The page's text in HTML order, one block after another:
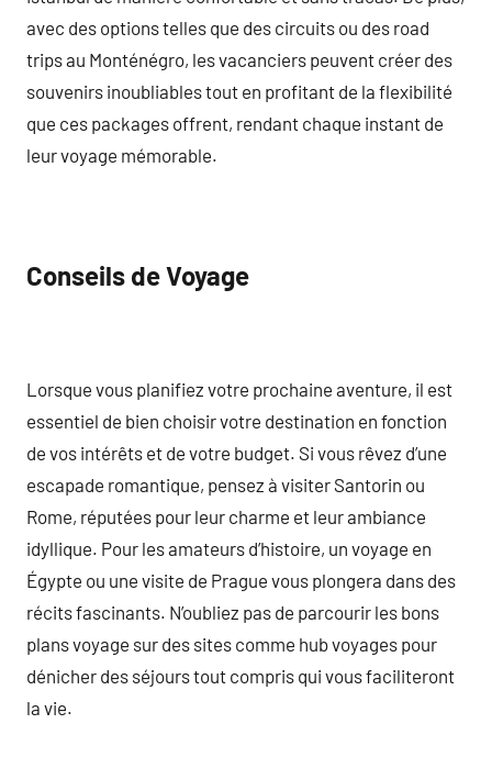
avec des options telles que des circuits ou des road
trips au Monténégro, les vacanciers peuvent créer des
souvenirs inoubliables tout en profitant de la flexibilité
que ces packages offrent, rendant chaque instant de
leur voyage mémorable.
Conseils de Voyage
Lorsque vous planifiez votre prochaine aventure, il est
essentiel de bien choisir votre destination en fonction
de vos intérêts et de votre budget. Si vous rêvez d’une
escapade romantique, pensez à visiter Santorin ou
Rome, réputées pour leur charme et leur ambiance
idyllique. Pour les amateurs d’histoire, un voyage en
Égypte ou une visite de Prague vous plongera dans des
récits fascinants. N’oubliez pas de parcourir les bons
plans voyage sur des sites comme hub voyages pour
dénicher des séjours tout compris qui vous faciliteront
la vie.